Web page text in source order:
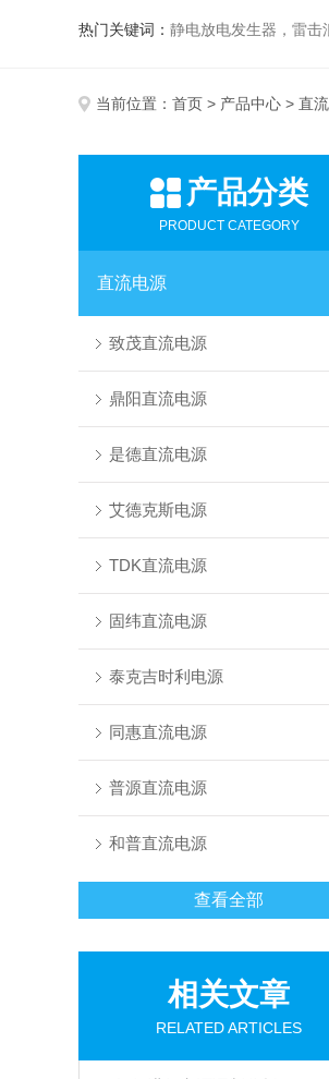
热门关键词： 静电放电发生器，雷击浪
当前位置： 首页 > 产品中心 > 直
产品分类
PRODUCT CATEGORY
直流电源
致茂直流电源
鼎阳直流电源
是德直流电源
艾德克斯电源
TDK直流电源
固纬直流电源
泰克吉时利电源
同惠直流电源
普源直流电源
和普直流电源
查看全部
相关文章
RELATED ARTICLES